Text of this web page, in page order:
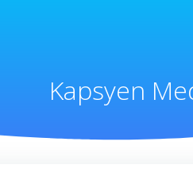
Kapsyen